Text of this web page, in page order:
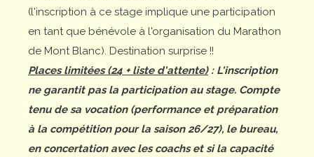
(l'inscription à ce stage implique une participation
en tant que bénévole à l'organisation du Marathon
de Mont Blanc). Destination surprise !!
Places limitées (24 + liste d'attente): L'inscription
ne garantit pas la participation au stage. Compte
tenu de sa vocation (performance et préparation
à la compétition pour la saison 26/27), le bureau,
en concertation avec les coachs et si la capacité